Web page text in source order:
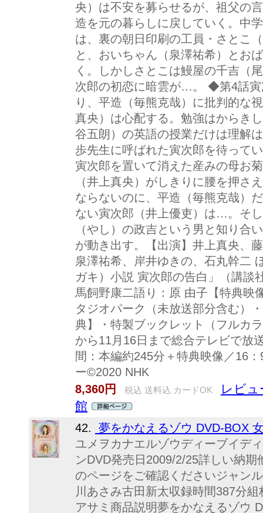
央）は不安を募らせるが、祖父の
造を元の暮らしに戻していく。中
は、裏の朝日印刷の工員・さとこ
と、おいちゃん（泉澤祐希）とお
く。しかしさとこは鰻屋の千吉（
次郎の初恋に暗雲が…。 ◆第4話寅
り、平造（毎熊克哉）に批判的な
真央）は心配する。勉強はからき
谷五朗）の英語の授業だけは理解
歩先生に呼ばれた寅次郎を待って
寅次郎を置いて消えた産みの母
（井上真央）がしきりに腰を押さ
ならないのに、平造（毎熊克哉）
ない寅次郎（井上優吏）は…。そ
（やし）の政吉という男と知り
が動き出す。【出演】井上真央、
泉澤祐希、岸井ゆきの、石丸幹二
ガキ）小説 寅次郎の告白」（講談
馬飼野康二語り：原 由子【特典映
タジオパーク（未放送部分含む）
典】・特製ブックレット（フルカ
から11月16日まで総合テレビで放
間：本編約245分＋特典映像／16
ー©2020 NHK
8,360円
税込 送料込 カードOK
レビュ
館
42.
夢をかなえるゾウ DVD-BOX
ユメヲカナエルゾウディーブイデ
ンDVD発売日2009/2/25詳しい納
のページをご確認くださいジャン
川あさみ古田新太収録時間387分
アサミ商品説明夢をかなえるゾウ